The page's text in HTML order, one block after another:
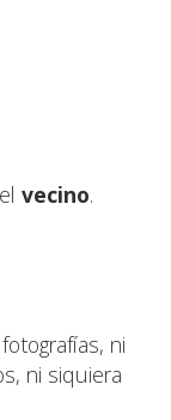
vecino.
ni
ni siquiera